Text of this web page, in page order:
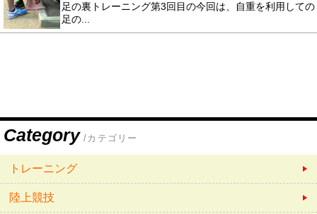
足の裏トレーニング第3回目の今回は、自重を利用しての
足の...
Category /カテゴリー
トレーニング
陸上競技